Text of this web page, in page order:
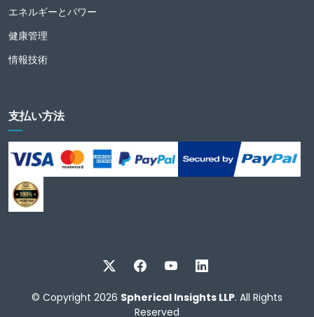
エネルギーとパワー
健康管理
情報技術
支払い方法
© Copyright 2026 Spherical Insights LLP. All Rights
Reserved